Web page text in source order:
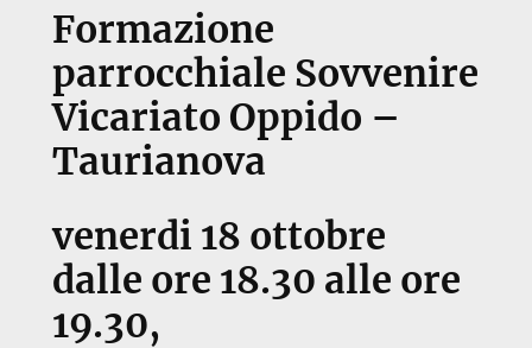
Formazione
parrocchiale Sovvenire
Vicariato Oppido –
Taurianova
venerdi 18 ottobre
dalle ore 18.30 alle ore
19.30,